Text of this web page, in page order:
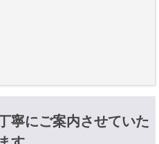
寧にご案内させていた